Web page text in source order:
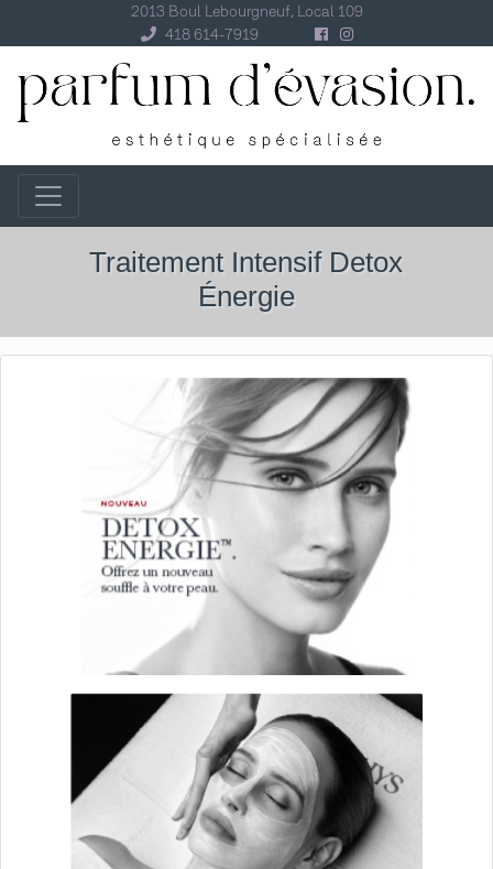
2013 Boul Lebourgneuf, Local 109
418 614-7919
Traitement Intensif Detox
Énergie